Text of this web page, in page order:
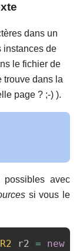
dans un
instances de
le fichier de
trouve dans la
page ? ;-) ).
possibles avec
si vous le
R2 r2 = new